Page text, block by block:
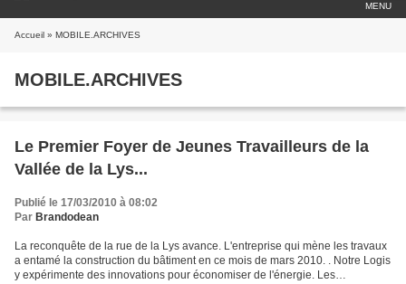
MENU
Accueil » MOBILE.ARCHIVES
MOBILE.ARCHIVES
Le Premier Foyer de Jeunes Travailleurs de la
Vallée de la Lys...
Publié le 17/03/2010 à 08:02
Par Brandodean
La reconquête de la rue de la Lys avance. L'entreprise qui mène les travaux
a entamé la construction du bâtiment en ce mois de mars 2010. . Notre Logis
y expérimente des innovations pour économiser de l'énergie. Les